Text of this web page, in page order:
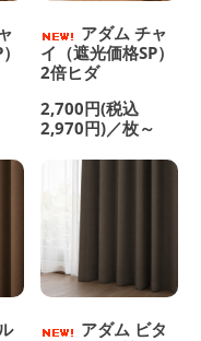
アダム チャ
イ（遮光価格SP）
2倍ヒダ
2,700円(税込
2,970円)／枚～
アダム ビタ